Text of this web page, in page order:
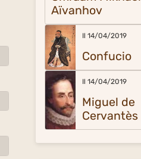
Aïvanhov
Il 14/04/2019
Confucio
Il 14/04/2019
Miguel de
Cervantès